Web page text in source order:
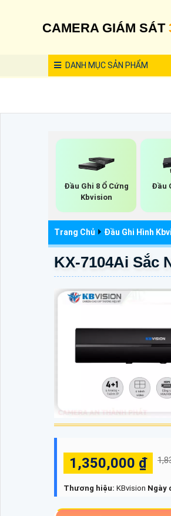
CAMERA GIÁM SÁT
DANH MỤCSẢN PHẨM
Đầu Ghi 8 Ổ Cứng
Kbvision
Đầu
Trang Chủ Đầu Ghi Hình
KX-7104Ai Sắc
1,350,000 ₫
Thương hiệu: KBvision Ngày